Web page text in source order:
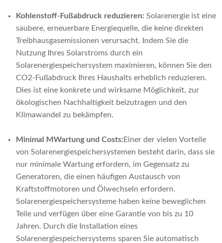
Kohlenstoff-Fußabdruck reduzieren: Solarenergie ist eine
saubere, erneuerbare Energiequelle, die keine direkten
Treibhausgasemissionen verursacht. Indem Sie die
Nutzung Ihres Solarstroms durch ein
Solarenergiespeichersystem maximieren, können Sie den
CO2-Fußabdruck Ihres Haushalts erheblich reduzieren.
Dies ist eine konkrete und wirksame Möglichkeit, zur
ökologischen Nachhaltigkeit beizutragen und den
Klimawandel zu bekämpfen.
Minimal MWartung und Costs: Einer der vielen Vorteile
von Solarenergiespeichersystemen besteht darin, dass sie
nur minimale Wartung erfordern, im Gegensatz zu
Generatoren, die einen häufigen Austausch von
Kraftstoffmotoren und Ölwechseln erfordern.
Solarenergiespeichersysteme haben keine beweglichen
Teile und verfügen über eine Garantie von bis zu 10
Jahren. Durch die Installation eines
Solarenergiespeichersystems sparen Sie automatisch